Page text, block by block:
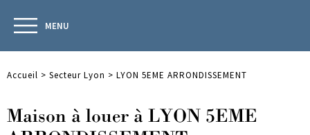
MENU
Accueil > Secteur Lyon > LYON 5EME ARRONDISSEMENT
Maison à louer à LYON 5EME